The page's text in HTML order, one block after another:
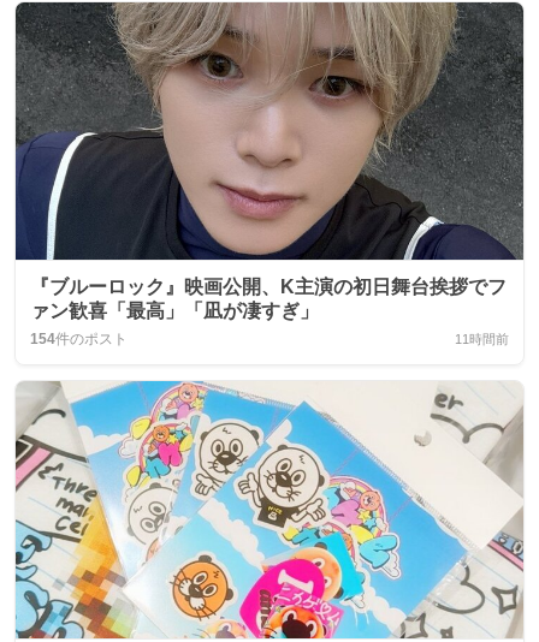
『ブルーロック』映画公開、K主演の初日舞台挨拶でフ
ァン歓喜「最高」「凪が凄すぎ」
154件のポスト 11時間前